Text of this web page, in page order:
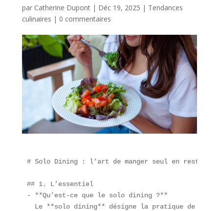
par Catherine Dupont| Déc 19, 2025 | Tendances
culinaires | 0 commentaires
# Solo Dining : l’art de manger seul en
## 1. L’essentiel
- **Qu’est-ce que le solo dining ?**
Le **solo dining** désigne la pratique de